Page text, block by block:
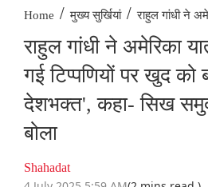
Home / मुख्य सुर्खियां / राहुल गांधी ने
राहुल गांधी ने अमेरिका
गई टिप्पणियों पर खुद को
देशभक्त', कहा- सिख
बोला
Shahadat